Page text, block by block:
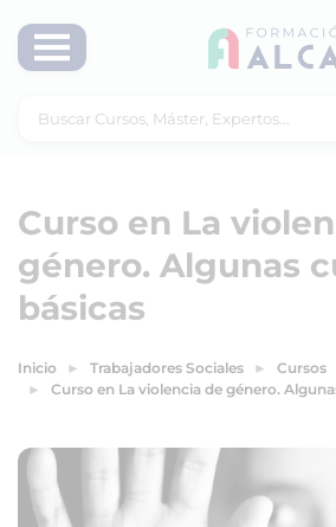
Curso en La
género. Algunas
básicas
Inicio Trabajadores Sociales
Cursos
Curso en La violencia de género.